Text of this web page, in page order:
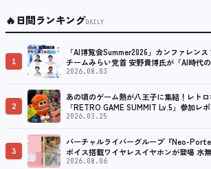
🔥日間ランキングDAILY
1
「AI博覧会Summer2026」カンファレン
チームみらい党首 安野貴博氏が「AI時代
ル庁のガバメントAI、経営・製造・営業の
2026.08.03
2
あの頃のゲーム熱が八王子に集結！レト
「RETRO GAME SUMMIT Lv.5」参加レ
2026.03.25
3
バーチャルライバーグループ『Neo-
ボイス搭載ワイヤレスイヤホンが登場 水
販売決定！ ８月７日（金）15：00から受注
2026.08.06